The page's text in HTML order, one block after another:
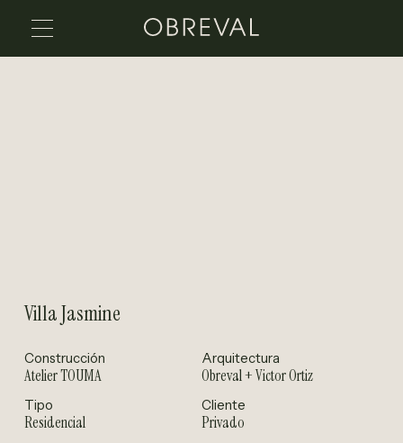
Villa Jasmine
Construcción
Atelier TOUMA
Arquitectura
Obreval + Victor Ortiz
Tipo
Residencial
Cliente
Privado